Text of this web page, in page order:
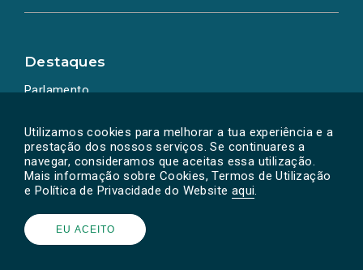
Utilizamos cookies para melhorar a tua experiência e a
prestação dos nossos serviços. Se continuares a
navegar, consideramos que aceitas essa utilização.
Mais informação sobre Cookies, Termos de Utilização
e Política de Privacidade do Website aqui.
EU ACEITO
Destaques
Parlamento
Powered by © PAN 2026